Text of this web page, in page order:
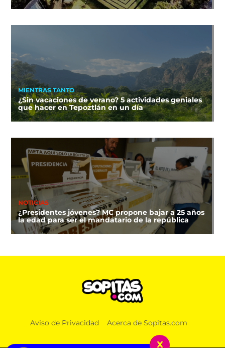
MIENTRAS TANTO
¿Sin vacaciones de verano? 5 actividades geniales
que hacer en Tepoztlán en un día
NOTICIAS
¿Presidentes jóvenes? MC propone bajar a 25 años
la edad para ser el mandatario de la república
¿A qué hora y dónde ver la clausura de los Juegos
Aviso de Privacidad Acerca de Sopitas.com
x